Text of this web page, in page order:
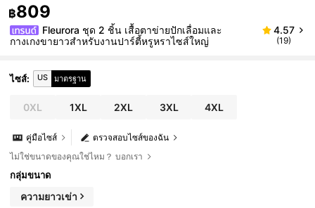
฿809
Fleurora ชุด 2 ชิ้น เสื้อตาข่ายปักเลื่อมและ
กางเกงขายาวสำหรับงานปาร์ตี้หรูหราไซส์ใหญ่
4.57
(19)
ไซส์: US มาตรฐาน
0XL 1XL 2XL 3XL 4XL
ตรวจสอบไซส์ของฉัน
คู่มือไซส์
ไม่ใช่ขนาดของคุณใช่ไหม？ บอกเรา
กลุ่มขนาด
ความยาวเข่า